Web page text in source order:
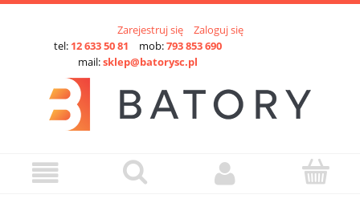
Zarejestruj się
Zaloguj się
tel: 12 633 50 81 mob:793 853 690
mail:sklep@batorysc.pl